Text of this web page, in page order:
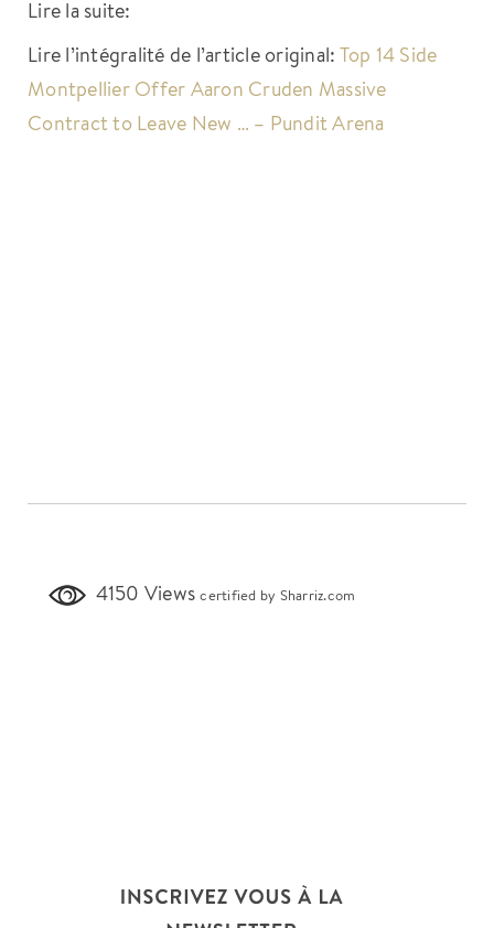
Lire la suite:
Lire l’intégralité de l’article original: Top 14 Side
Montpellier Offer Aaron Cruden Massive
Contract to Leave New … – Pundit Arena
4150 Viewscertified by Sharriz.com